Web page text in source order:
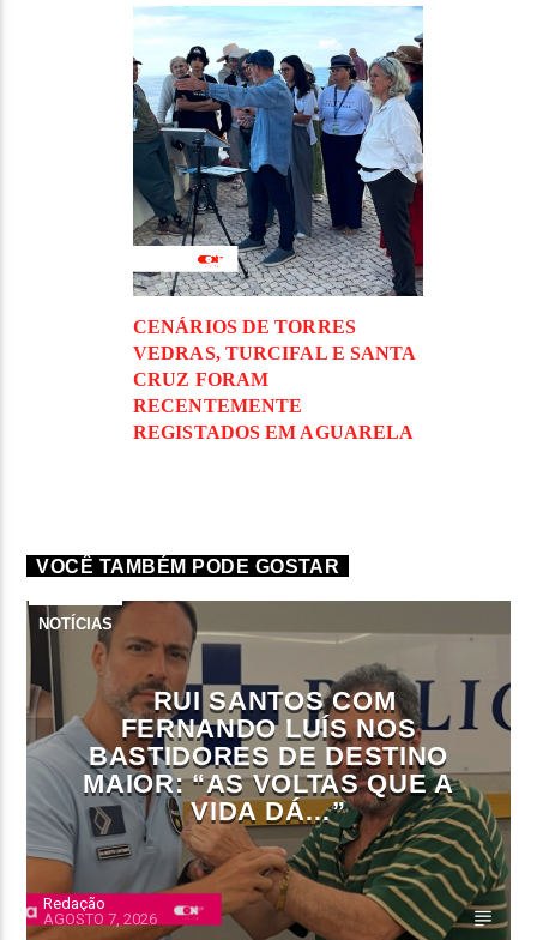
CENÁRIOS DE TORRES
VEDRAS, TURCIFAL E SANTA
CRUZ FORAM
RECENTEMENTE
REGISTADOS EM AGUARELA
VOCÊ TAMBÉM PODE GOSTAR
NOTÍCIAS
RUI SANTOS COM
FERNANDO LUÍS NOS
BASTIDORES DE DESTINO
MAIOR: “AS VOLTAS QUE A
VIDA DÁ…”
Redação
AGOSTO 7, 2026